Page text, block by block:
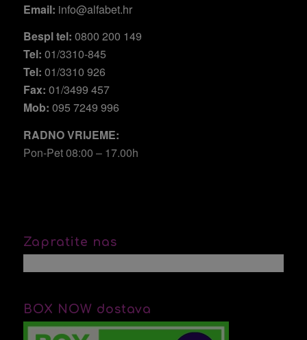
Email: info@alfabet.hr
Bespl tel: 0800 200 149
Tel: 01/3310-845
Tel: 01/3310 926
Fax: 01/3499 457
Mob: 095 7249 996
RADNO VRIJEME:
Pon-Pet 08:00 – 17.00h
Zapratite nas
BOX NOW dostava